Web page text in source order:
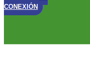
CONEXIÓN